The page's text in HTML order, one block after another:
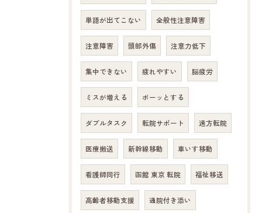
単語が出てこない 全般性注意障害
注意障害 頭部外傷 注意力低下
集中できない 疲れやすい 脳疲労
ミスが増える ボーッとする
ダブルタスク 転院サポート 遠方転院
医療搬送 新幹線移動 車いす移動
看護師同行 函館 東京 転院 福祉移送
高齢者移動支援 通院付き添い